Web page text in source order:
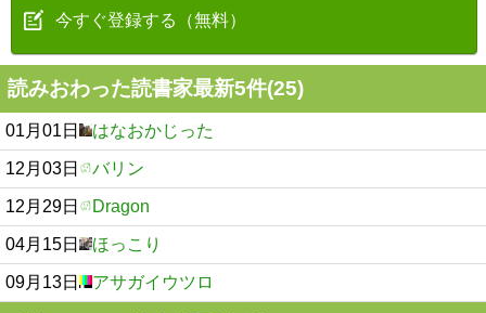
今すぐ登録する（無料）
読みおわった読書家最新5件(25)
01月01日 はなおかじった
12月03日 バリン
12月29日 Dragon
04月15日 ほっこり
09月13日 アサガイウツロ